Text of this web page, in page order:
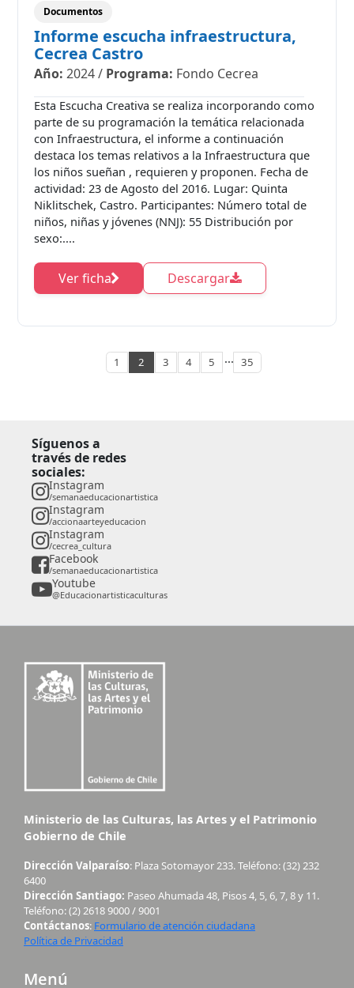
Documentos
Informe escucha infraestructura,
Cecrea Castro
Año: 2024/ Programa: Fondo Cecrea
Esta Escucha Creativa se realiza incorporando como
parte de su programación la temática relacionada
con Infraestructura, el informe a continuación
destaca los temas relativos a la Infraestructura que
los niños sueñan , requieren y proponen. Fecha de
actividad: 23 de Agosto del 2016. Lugar: Quinta
Niklitschek, Castro. Participantes: Número total de
niños, niñas y jóvenes (NNJ): 55 Distribución por
sexo:....
Ver ficha Descargar
1 2 3 4 5 ... 35
Síguenos a
través de redes
sociales:
Instagram
/semanaeducacionartistica
Instagram
/accionaarteyeducacion
Instagram
/cecrea_cultura
Facebook
/semanaeducacionartistica
Youtube
@Educacionartisticaculturas
Ministerio de las Culturas, las Artes y el Patrimonio
Gobierno de Chile
Dirección Valparaíso: Plaza Sotomayor 233. Teléfono: (32) 232
6400
Dirección Santiago: Paseo Ahumada 48, Pisos 4, 5, 6, 7, 8 y 11.
Teléfono: (2) 2618 9000 / 9001
Contáctanos: Formulario de atención ciudadana
Política de Privacidad
Menú